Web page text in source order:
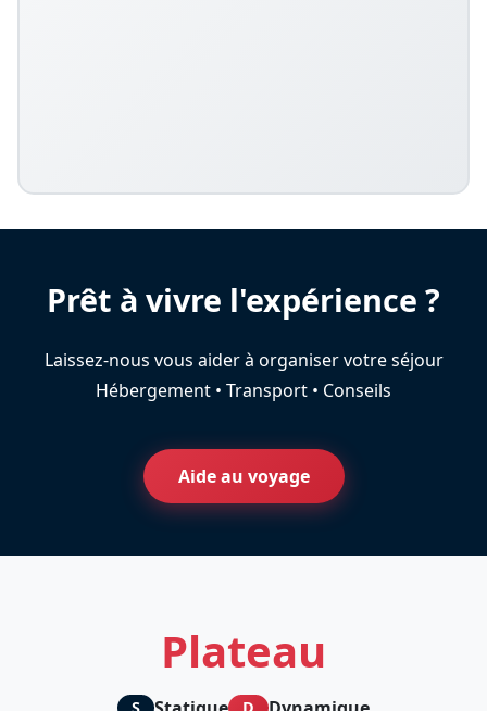
Prêt à vivre l'expérience ?
Laissez-nous vous aider à organiser votre séjour
Hébergement • Transport • Conseils
Aide au voyage
Plateau